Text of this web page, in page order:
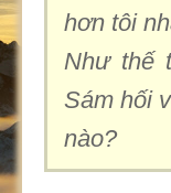
hơn tôi
Như thế
Sám hối
nào?